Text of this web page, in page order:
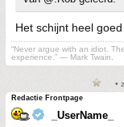
Het schijnt heel goed
“Never argue with an idiot.
experience.” ― Mark Twain.
•
Redactie Frontpage
_UserName_